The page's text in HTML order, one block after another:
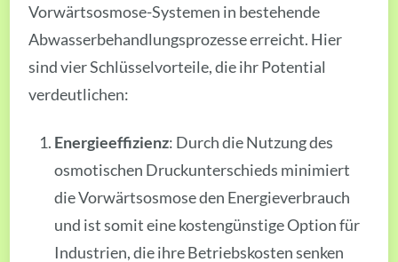
Vorwärtsosmose-Systemen in bestehende
Abwasserbehandlungsprozesse erreicht. Hier
sind vier Schlüsselvorteile, die ihr Potential
verdeutlichen:
Energieeffizienz: Durch die Nutzung des
osmotischen Druckunterschieds minimiert
die Vorwärtsosmose den Energieverbrauch
und ist somit eine kostengünstige Option für
Industrien, die ihre Betriebskosten senken